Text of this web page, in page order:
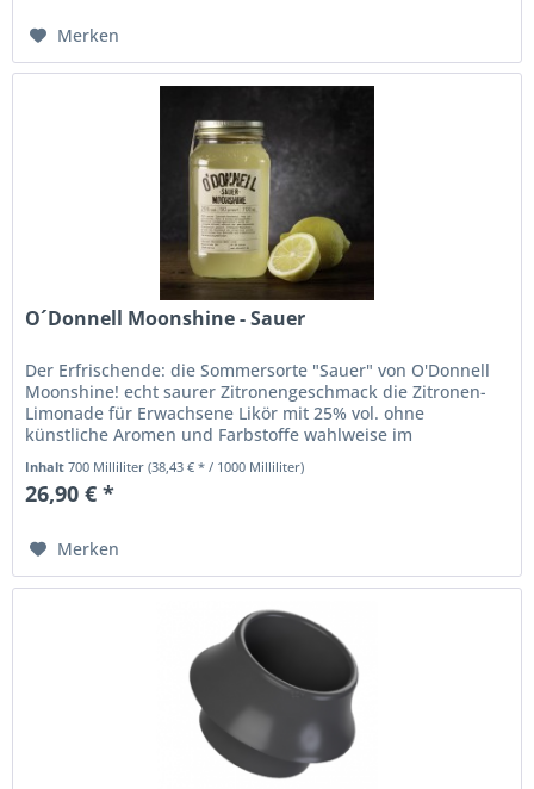
Merken
O´Donnell Moonshine - Sauer
Der Erfrischende: die Sommersorte "Sauer" von O'Donnell
Moonshine! echt saurer Zitronengeschmack die Zitronen-
Limonade für Erwachsene Likör mit 25% vol. ohne
künstliche Aromen und Farbstoffe wahlweise im
Geschenkset (700ml Glas +...
Inhalt700 Milliliter(38,43 € * / 1000 Milliliter)
26,90 € *
Merken